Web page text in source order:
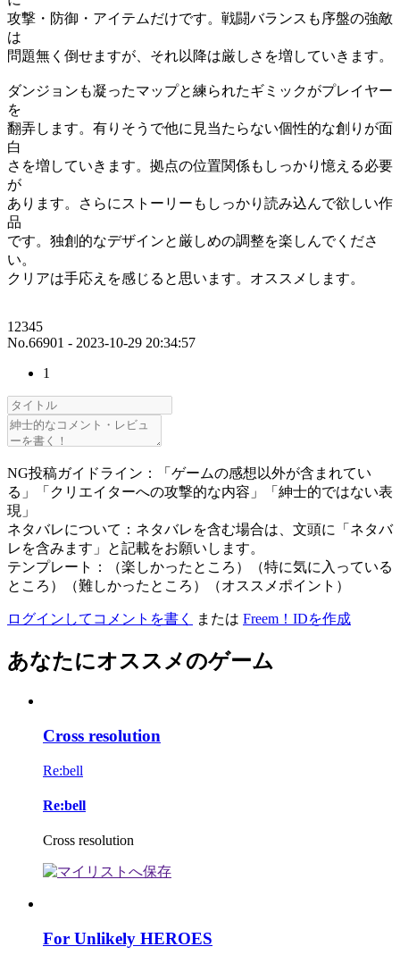
攻撃・防御・アイテムだけです。戦闘バランスも序盤の強敵
は
問題無く倒せますが、それ以降は厳しさを増していきます。
ダンジョンも凝ったマップと練られたギミックがプレイヤー
を
翻弄します。有りそうで他に見当たらない個性的な創りが面
白
さを増していきます。拠点の位置関係もしっかり憶える必要
が
あります。さらにストーリーもしっかり読み込んで欲しい作
品
です。独創的なデザインと厳しめの調整を楽しんでくださ
い。
クリアは手応えを感じると思います。オススメします。
12345
No.66901 - 2023-10-29 20:34:57
1
NG投稿ガイドライン：「ゲームの感想以外が含まれてい
る」「クリエイターへの攻撃的な内容」「紳士的ではない表
現」
ネタバレについて：ネタバレを含む場合は、文頭に「ネタバ
レを含みます」と記載をお願いします。
テンプレート：（楽しかったところ）（特に気に入っている
ところ）（難しかったところ）（オススメポイント）
ログインしてコメントを書く または Freem！IDを作成
あなたにオススメのゲーム
Cross resolution
Re:bell
Re:bell
Cross resolution
For Unlikely HEROES